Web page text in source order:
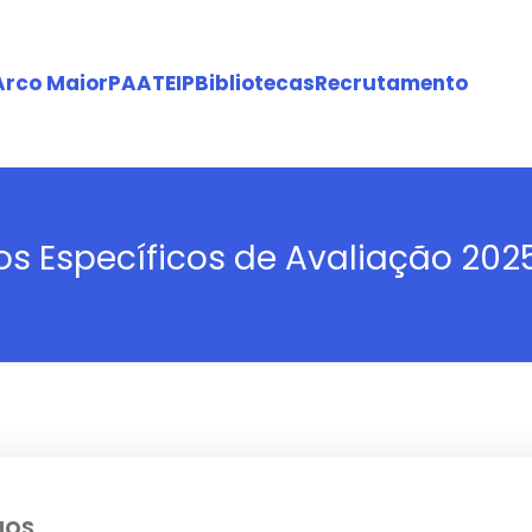
MaiorPAATEIPBibliotecasRecrutamento
Específicos de Avaliação